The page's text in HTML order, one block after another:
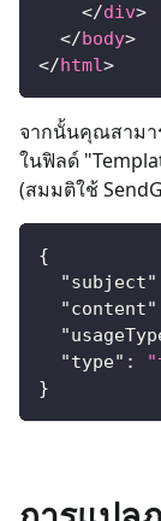
</div>
</body>
</html>
จากนั้นคุณสามา
ในฟิลด์
(สมมติใช้
{
"subject"
"content"
"type" :
}